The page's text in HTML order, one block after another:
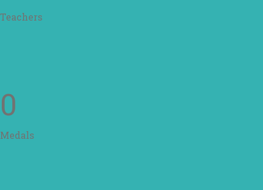
Teachers
0
Medals